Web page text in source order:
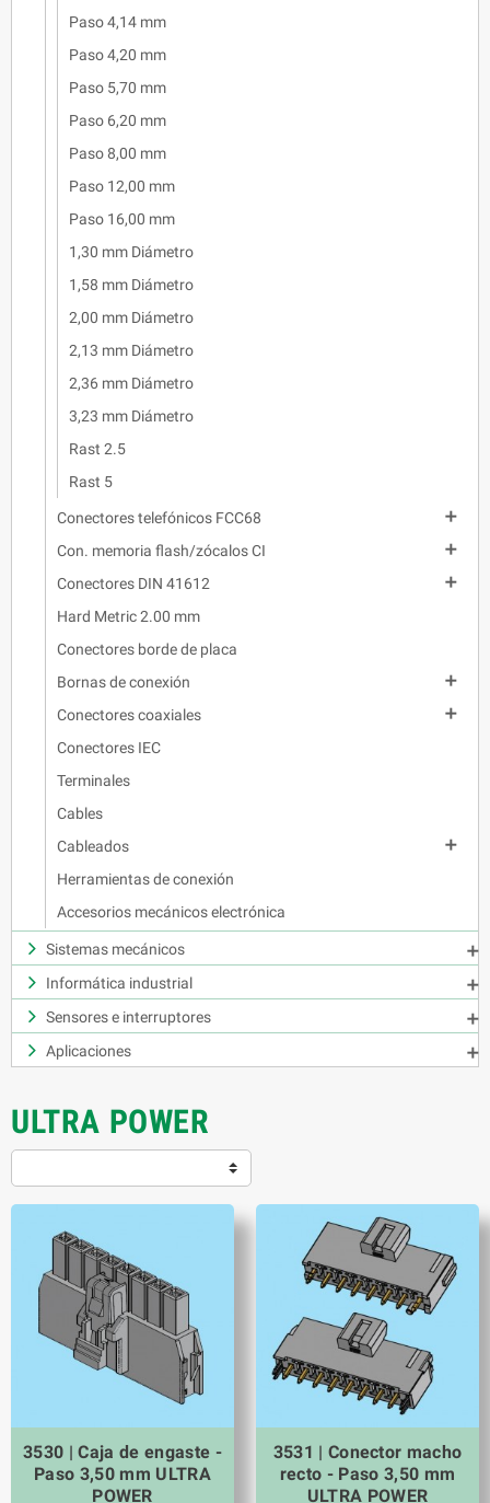
Paso 4,14 mm
Paso 4,20 mm
Paso 5,70 mm
Paso 6,20 mm
Paso 8,00 mm
Paso 12,00 mm
Paso 16,00 mm
1,30 mm Diámetro
1,58 mm Diámetro
2,00 mm Diámetro
2,13 mm Diámetro
2,36 mm Diámetro
3,23 mm Diámetro
Rast 2.5
Rast 5
Conectores telefónicos FCC68

Con. memoria flash/zócalos CI

Conectores DIN 41612

Hard Metric 2.00 mm
Conectores borde de placa
Bornas de conexión

Conectores coaxiales

Conectores IEC
Terminales
Cables
Cableados

Herramientas de conexión
Accesorios mecánicos electrónica
Sistemas mecánicos

Informática industrial

Sensores e interruptores

Aplicaciones

ULTRA POWER
3530 | Caja de engaste -
Paso 3,50 mm ULTRA
POWER
3531 | Conector macho
recto - Paso 3,50 mm
ULTRA POWER